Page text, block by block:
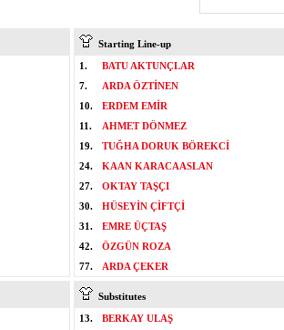
Starting Line-up
1.
BATU AKTUNÇLAR
7.
ARDA ÖZTİNEN
10.
ERDEM EMİR
11.
AHMET DÖNMEZ
19.
TUĞHA DORUK BÖREKCİ
24.
KAAN KARACAASLAN
27.
OKTAY TAŞÇI
30.
HÜSEYİN ÇİFTÇİ
31.
EMRE ÜÇTAŞ
42.
ÖZGÜN ROZA
77.
ARDA ÇEKER
Substitutes
13.
BERKAY ULAŞ